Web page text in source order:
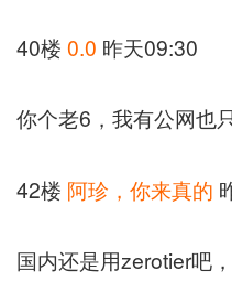
40楼 0.0 昨天09:30
你个老6，我有公网也
42楼 阿珍，你来真的
国内还是用zerotier吧，